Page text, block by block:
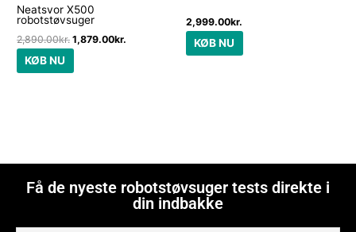
Neatsvor X500
robotstøvsuger
2,890.00kr. 1,879.00kr.
KØB NU
2,999.00kr.
KØB NU
Få de nyeste robotstøvsuger tests direkte i
din indbakke